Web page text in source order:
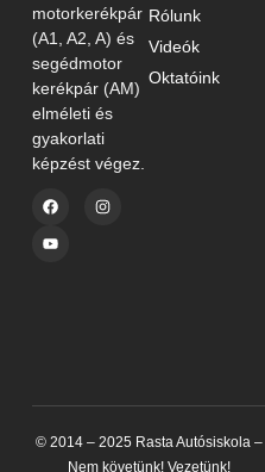
motorkerékpár
(A1, A2, A) és
segédmotor
kerékpár (AM)
elméleti és
gyakorlati
képzést végez.
Rólunk
Videók
Oktatóink
© 2014 – 2025 Rasta Autósiskola –
Nem követünk! Vezetünk!